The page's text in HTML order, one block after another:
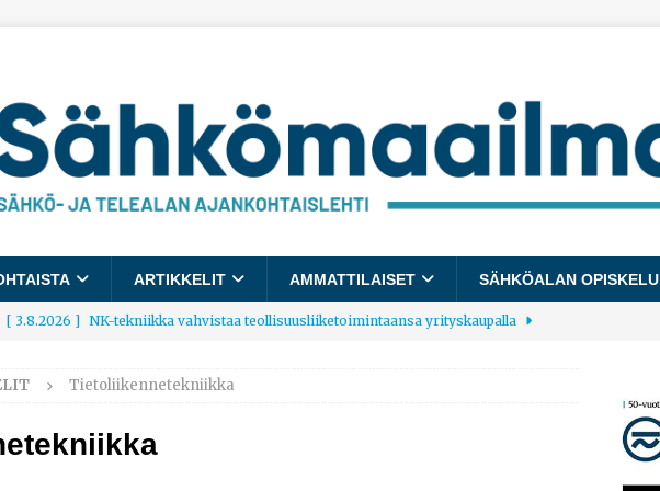
ARTIKKELIT AMMATTILAISET SÄHKÖALAN OPISKELU
[ 3.8.2026 ] NK-tekniikka vahvistaa teollisuusliiketoimintaansa yrityskaupalla
[ 3.8.2026 ] Rakennusalalle tulee käyttöön yhteinen kestävyysraportointimalli
AJANKOHTAISTA
Tietoliikennetekniikka